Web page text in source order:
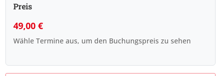
Preis
49,00€
Wähle Termine aus, um den Buchungspreis zu sehen